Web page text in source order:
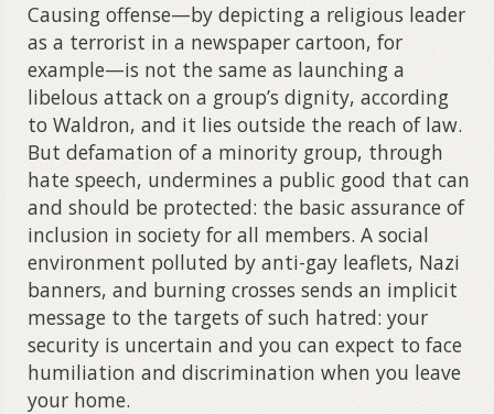
Causing offense—by depicting a religious leader
as a terrorist in a newspaper cartoon, for
example—is not the same as launching a
libelous attack on a group’s dignity, according
to Waldron, and it lies outside the reach of law.
But defamation of a minority group, through
hate speech, undermines a public good that can
and should be protected: the basic assurance of
inclusion in society for all members. A social
environment polluted by anti-gay leaflets, Nazi
banners, and burning crosses sends an implicit
message to the targets of such hatred: your
security is uncertain and you can expect to face
humiliation and discrimination when you leave
your home.